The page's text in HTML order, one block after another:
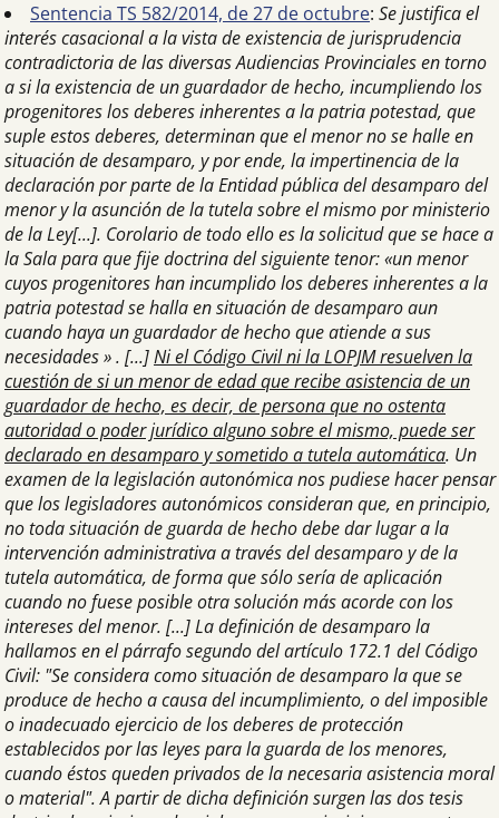
Sentencia TS 582/2014, de 27 de octubre: Se justifica el
interés casacional a la vista de existencia de jurisprudencia
contradictoria de las diversas Audiencias Provinciales en torno
a si la existencia de un guardador de hecho, incumpliendo los
progenitores los deberes inherentes a la patria potestad, que
suple estos deberes, determinan que el menor no se halle en
situación de desamparo, y por ende, la impertinencia de la
declaración por parte de la Entidad pública del desamparo del
menor y la asunción de la tutela sobre el mismo por ministerio
de la Ley[...]. Corolario de todo ello es la solicitud que se hace a
la Sala para que fije doctrina del siguiente tenor: «un menor
cuyos progenitores han incumplido los deberes inherentes a la
patria potestad se halla en situación de desamparo aun
cuando haya un guardador de hecho que atiende a sus
necesidades » . [...]Ni el Código Civil ni la LOPJM resuelven la
cuestión de si un menor de edad que recibe asistencia de un
guardador de hecho, es decir, de persona que no ostenta
autoridad o poder jurídico alguno sobre el mismo, puede ser
declarado en desamparo y sometido a tutela automática. Un
examen de la legislación autonómica nos pudiese hacer pensar
que los legisladores autonómicos consideran que, en principio,
no toda situación de guarda de hecho debe dar lugar a la
intervención administrativa a través del desamparo y de la
tutela automática, de forma que sólo sería de aplicación
cuando no fuese posible otra solución más acorde con los
intereses del menor. [...] La definición de desamparo la
hallamos en el párrafo segundo del artículo 172.1 del Código
Civil: "Se considera como situación de desamparo la que se
produce de hecho a causa del incumplimiento, o del imposible
o inadecuado ejercicio de los deberes de protección
establecidos por las leyes para la guarda de los menores,
cuando éstos queden privados de la necesaria asistencia moral
o material". A partir de dicha definición surgen las dos tesis